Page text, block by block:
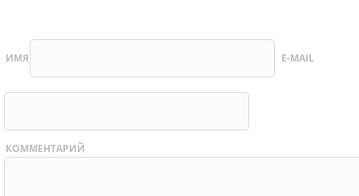
ИМЯ E-MAIL
КОММЕНТАРИЙ